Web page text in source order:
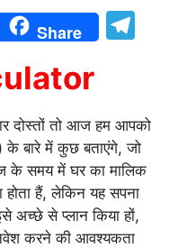
Share
gr
a
m
दोस्तों तो आज हम आपको
के बारे में कुछ बताएंगे, जो
के समय में घर का मालिक
हैं, लेकिन यह सपना
अच्छे से प्लान किया हों,
करने की आवश्यकता